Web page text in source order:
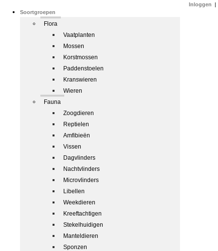
Soortgroepen
Flora
Vaatplanten
Mossen
Korstmossen
Paddenstoelen
Kranswieren
Wieren
Fauna
Zoogdieren
Reptielen
Amfibieën
Vissen
Dagvlinders
Nachtvlinders
Microvlinders
Libellen
Weekdieren
Kreeftachtigen
Stekelhuidigen
Manteldieren
Sponzen
Inloggen |